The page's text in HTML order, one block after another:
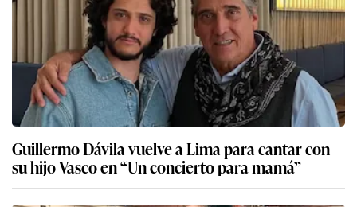
Guillermo Dávila vuelve a Lima para cantar con
su hijo Vasco en “Un concierto para mamá”